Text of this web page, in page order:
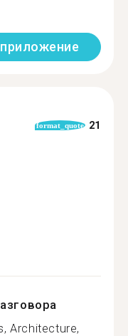
format_quote 21
Architecture,